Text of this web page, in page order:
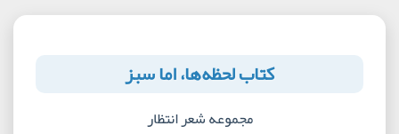
کتاب لحظه‌ها، اما سبز
مجموعه شعر انتظار